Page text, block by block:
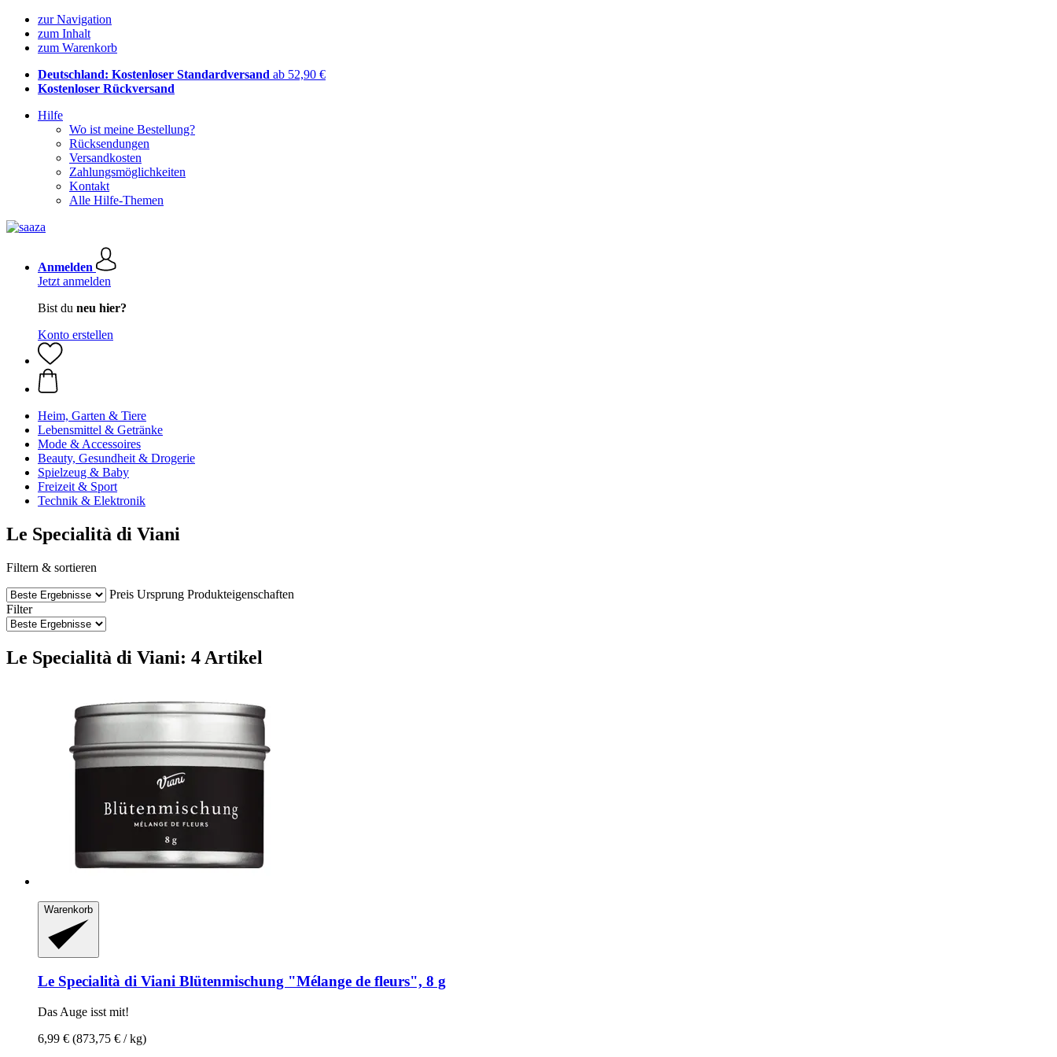
zur Navigation
zum Inhalt
zum Warenkorb
Deutschland: Kostenloser Standardversand ab 52,90 €
Kostenloser Rückversand
Hilfe
Wo ist meine Bestellung?
Rücksendungen
Versandkosten
Zahlungsmöglichkeiten
Kontakt
Alle Hilfe-Themen
Anmelden
Jetzt anmelden
Bist du neu hier?
Konto erstellen
Heim, Garten & Tiere
Lebensmittel & Getränke
Mode & Accessoires
Beauty, Gesundheit & Drogerie
Spielzeug & Baby
Freizeit & Sport
Technik & Elektronik
Le Specialità di Viani
Filtern & sortieren
Preis Ursprung Produkteigenschaften
Filter
Le Specialità di Viani: 4 Artikel
Warenkorb
Le Specialità di Viani Blütenmischung "Mélange de fleurs", 8 g
Das Auge isst mit!
6,99 € (873,75 € / kg)